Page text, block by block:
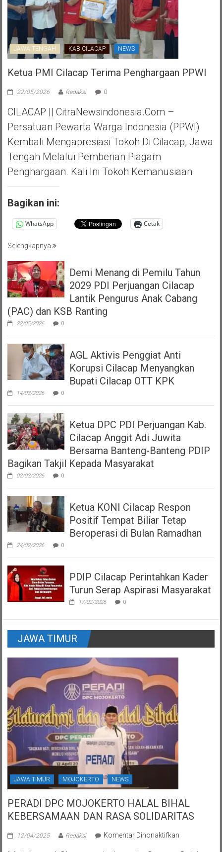
JAWA TENGAH KAB CILACAP NEWS
Ketua PMI Cilacap Terima Penghargaan PPWI
22/05/2026 Redaksi 0
CILACAP || CitraNewsindonesia.com –
Persatuan Pewarta Warga Indonesia (PPWI)
Kembali Mengapresiasi Tokoh Di Cilacap, Jawa
Tengah Melalui Pemberian Piagam
Penghargaan. Kali Ini Tokoh Kemanusiaan
Bagikan ini:
WhatsApp Cetak
Selengkapnya
Demi Menang di Pemilu Tahun
2029 PDI Perjuangan Cilacap
Lantik Pengurus Anak Cabang
(PAC) dan KSB Ranting
22/05/2026 0
AGL Aktivis Penggiat Anti
Korupsi Cilacap Menyangkan
Bupati Cilacap OTT KPK
14/03/2026 0
Ketua DPC PDI Perjuangan Kab.
Cilacap Anggit Adi Juwita
Bersama Banteng-Banteng PDIP
Bagikan Takjil Kepada Masyarakat
02/03/2026 0
Ketua KONI Cilacap Respon
Positif Tempat Biliar Tetap
Beroperasi di Bulan Ramadhan
24/02/2026 0
PDIP Cilacap Perintahkan Kader
Turun Serap Aspirasi Masyarakat
17/02/2026 0
JAWA TIMUR
JAWA TIMUR MOJOKERTO NEWS
PERADI DPC MOJOKERTO HALAL BIHAL
KEBERSAMAAN DAN RASA SOLIDARITAS
12/04/2025 Redaksi Komentar Dinonaktifkan